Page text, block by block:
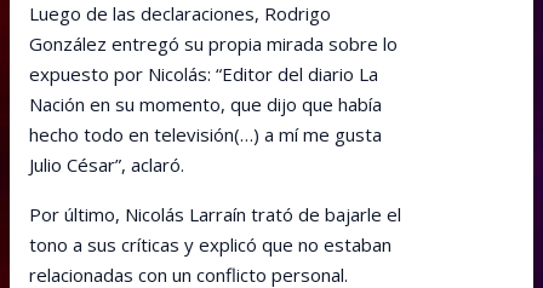
Luego de las declaraciones, Rodrigo
González entregó su propia mirada sobre lo
expuesto por Nicolás: “Editor del diario La
Nación en su momento, que dijo que había
hecho todo en televisión(…) a mí me gusta
Julio César”, aclaró.
Por último, Nicolás Larraín trató de bajarle el
tono a sus críticas y explicó que no estaban
relacionadas con un conflicto personal.